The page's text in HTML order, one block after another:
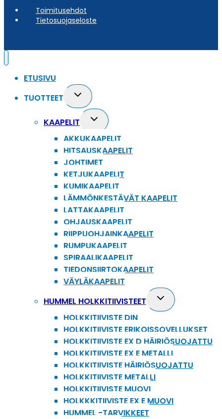
Toimitusehdot
Tietosuojaseloste
ETUSIVU
TUOTTEET
Toggle
child
menu
KAAPELIT
Toggle
child
menu
AKKUKAAPELIT
HITSAUSKAAPELIT
JOHTIMET
KETJUKAAPELIT
KUMIKAAPELIT
LÄMMÖNKESTÄVÄT KAAPELIT
LATTAKAAPELIT
OHJAUSKAAPELIT
RIIPPUOHJAINKAAPELIT
RUMPUKAAPELIT
SPIRAALIKAAPELIT
TIEDONSIIRTOKAAPELIT
VÄYLÄKAAPELIT
HUMMEL HOLKKITIIVISTEET
Toggle
child
HOLKKITIIVISTE DIN
HOLKKITIIVISTE ERIKOISSOVELLUKSET
HOLKKITIIVISTE EX D HÄIRIÖSUOJATTU
HOLKKITIIVISTE EX E METALLI
HOLKKITIIVISTE HÄIRIÖSUOJATTU
HOLKKITIIVISTE METALLI
HOLKKITIIVISTE MUOVI
HOLKKKITIIVISTE EX E MUOVI
HUMMEL -TARVIKKEET